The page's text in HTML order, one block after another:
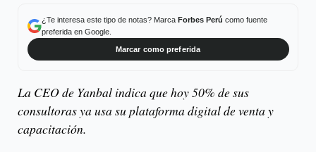
¿Te interesa este tipo de notas? Marca Forbes Perú como fuente
preferida en Google.
Marcar como preferida
La CEO de Yanbal indica que hoy 50% de sus
consultoras ya usa su plataforma digital de venta y
capacitación.